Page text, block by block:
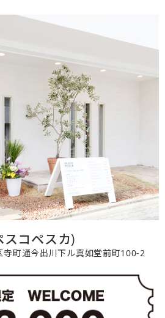
スコペスカ)
町通今出川下ル真如堂前町100-2